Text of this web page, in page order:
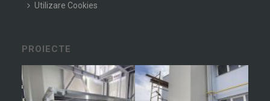
Utilizare Cookies
PROIECTE